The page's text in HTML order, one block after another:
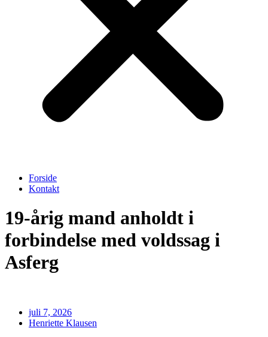
Forside
Kontakt
19-årig mand anholdt i
forbindelse med voldssag i
Asferg
juli 7, 2026
Henriette Klausen